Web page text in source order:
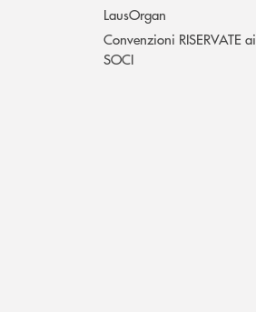
LausOrgan
Convenzioni RISERVATE ai
SOCI